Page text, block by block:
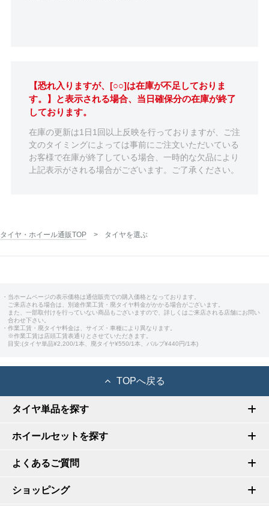
【恐れ入りますが、[○○]は在庫が不足しておりま
す。】と表示される場合、当日確保分の在庫が終了
しております。
在庫の更新は1日1回以上反映を行っておりますが、ご注
文のタイミングによっては事前にご注文いただいている
お客様で在庫が終了している場合、一時的な欠品により
上記表示がされる場合がございます。ご了承ください。
タイヤ・ホイール通販TOP タイヤを選ぶ
・当ホームページの表示価格は通信販売での購入価格となっております。
ご来店される場合は、別途作業工賃・廃タイヤ料金がかかる場合がございます。
また、一部取付けを行っていない商品もございますので、詳しくはご来店される店舗にお問い
合わせ下さい。
・作業工賃・廃タイヤ料金は、サイズ・車種により異なります。
※作業工賃は店頭工賃表通りとさせていただきます。
目安:(タイヤ単品¥2,200/1本、廃タイヤ¥550/1本、バルブ¥440円/1本)
TOPへ戻る
タイヤ単品を探す
ホイールセットを探す
よくあるご質問
ショッピング